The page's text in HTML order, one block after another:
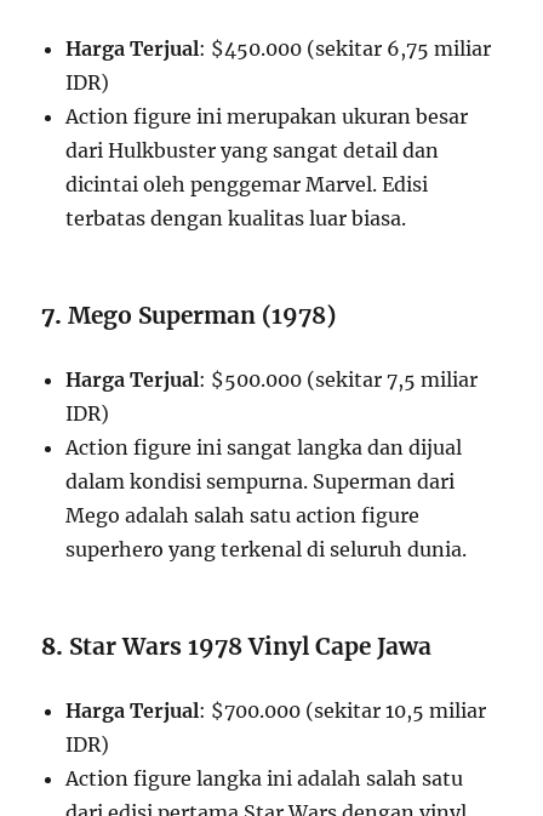
Harga Terjual: $450.000 (sekitar 6,75 miliar
IDR)
Action figure ini merupakan ukuran besar
dari Hulkbuster yang sangat detail dan
dicintai oleh penggemar Marvel. Edisi
terbatas dengan kualitas luar biasa.
7.Mego Superman (1978)
Harga Terjual: $500.000 (sekitar 7,5 miliar
IDR)
Action figure ini sangat langka dan dijual
dalam kondisi sempurna. Superman dari
Mego adalah salah satu action figure
superhero yang terkenal di seluruh dunia.
8. Star Wars 1978 Vinyl Cape Jawa
Harga Terjual: $700.000 (sekitar 10,5 miliar
IDR)
Action figure langka ini adalah salah satu